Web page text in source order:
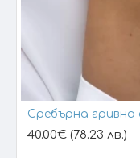
40.00€ (78.23 лв.)